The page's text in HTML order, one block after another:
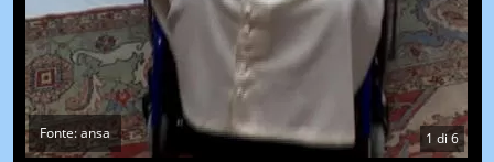
1 di 6
Fonte: ansa